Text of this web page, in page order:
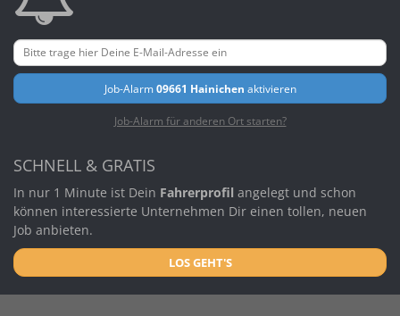
Job-Alarm09661 Hainichen aktivieren
Job-Alarm für anderen Ort starten?
SCHNELL & GRATIS
In nur 1 Minute ist Dein Fahrerprofil angelegt und schon
können interessierte Unternehmen Dir einen tollen, neuen
Job anbieten.
LOS GEHT'S